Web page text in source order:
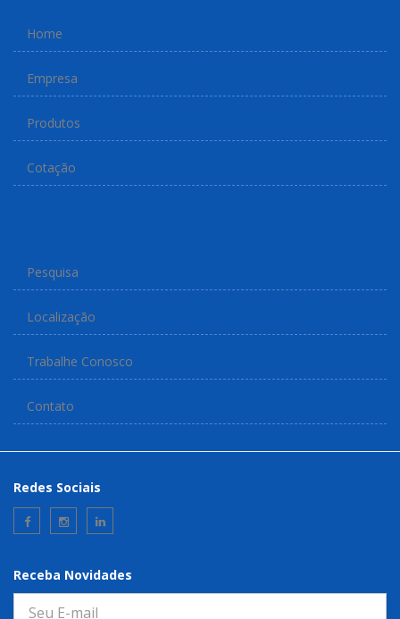
Home
Empresa
Produtos
Cotação
Pesquisa
Localização
Trabalhe Conosco
Contato
Redes Sociais
Receba Novidades